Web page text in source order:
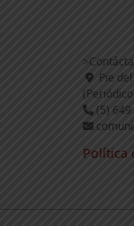
Pie
(5) 649
Política